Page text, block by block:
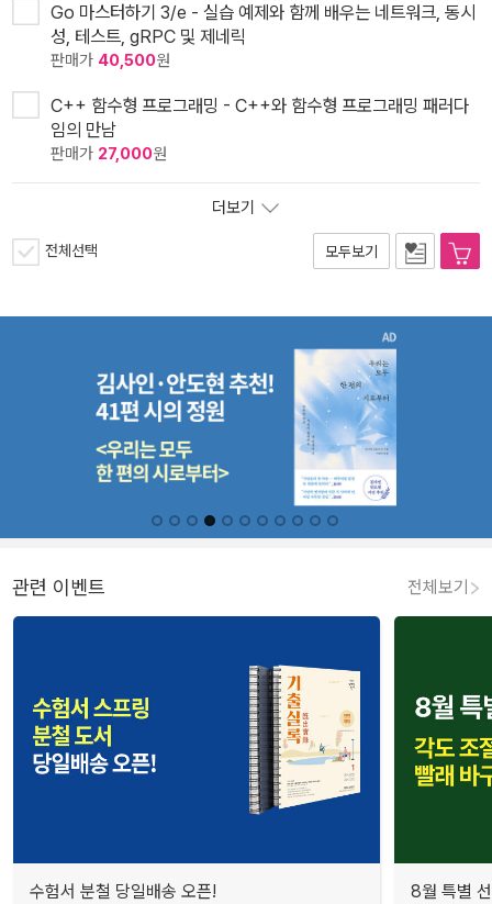
Go 마스터하기 3/e - 실습 예제와 함께 배우는 네트워크, 동시
성, 테스트, gRPC 및 제네릭
판매가 40,500원
C++ 함수형 프로그래밍 - C++와 함수형 프로그래밍 패러다
임의 만남
판매가 27,000원
더보기
전체선택 모두보기
관련 이벤트 전체보기
수험서 분철 당일배송 오픈!
8월 특별